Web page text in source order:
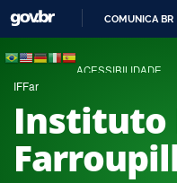
COMUNICA BR
ACESSIBILIDADE
IFFar
Instituto